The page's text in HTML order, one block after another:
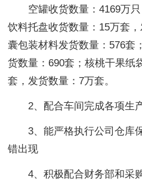
空罐收货数量：4169万
饮料托盘收货数量：15万套
囊包装材料发货数量：576套
货数量：690套；核桃干果纸
套，发货数量：7万套。
2、配合车间完成各项生
3、能严格执行公司仓库
错出现
4、积极配合财务部和采